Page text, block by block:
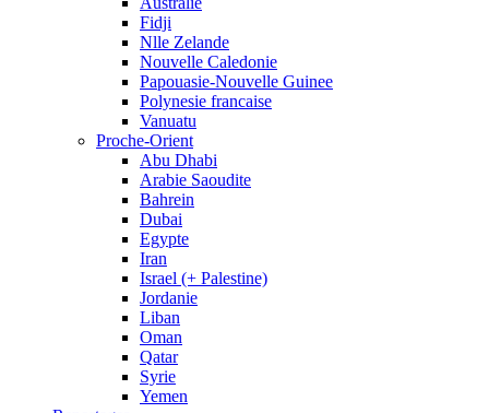
Fidji
Nlle Zelande
Nouvelle Caledonie
Papouasie-Nouvelle Guinee
Polynesie francaise
Vanuatu
Proche-Orient
Abu Dhabi
Arabie Saoudite
Bahrein
Dubai
Egypte
Iran
Israel (+ Palestine)
Jordanie
Liban
Oman
Qatar
Syrie
Yemen